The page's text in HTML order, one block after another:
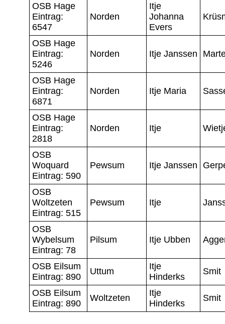
OSB Hage
Eintrag:
6547
Norden
Itje
Johanna
Evers
OSB Hage
Eintrag:
5246
Norden Itje Janssen
OSB Hage
Eintrag:
6871
Norden Itje Maria
OSB Hage
Eintrag:
2818
Norden Itje
OSB
Woquard
Eintrag: 590
Pewsum Itje Janssen
OSB
Woltzeten
Eintrag: 515
Pewsum Itje
OSB
Wybelsum
Eintrag: 78
Pilsum Itje Ubben
OSB Eilsum
Eintrag: 890
Uttum
Itje
Hinderks
Smit
OSB Eilsum
Eintrag: 890
Woltzeten
Itje
Hinderks
Smit